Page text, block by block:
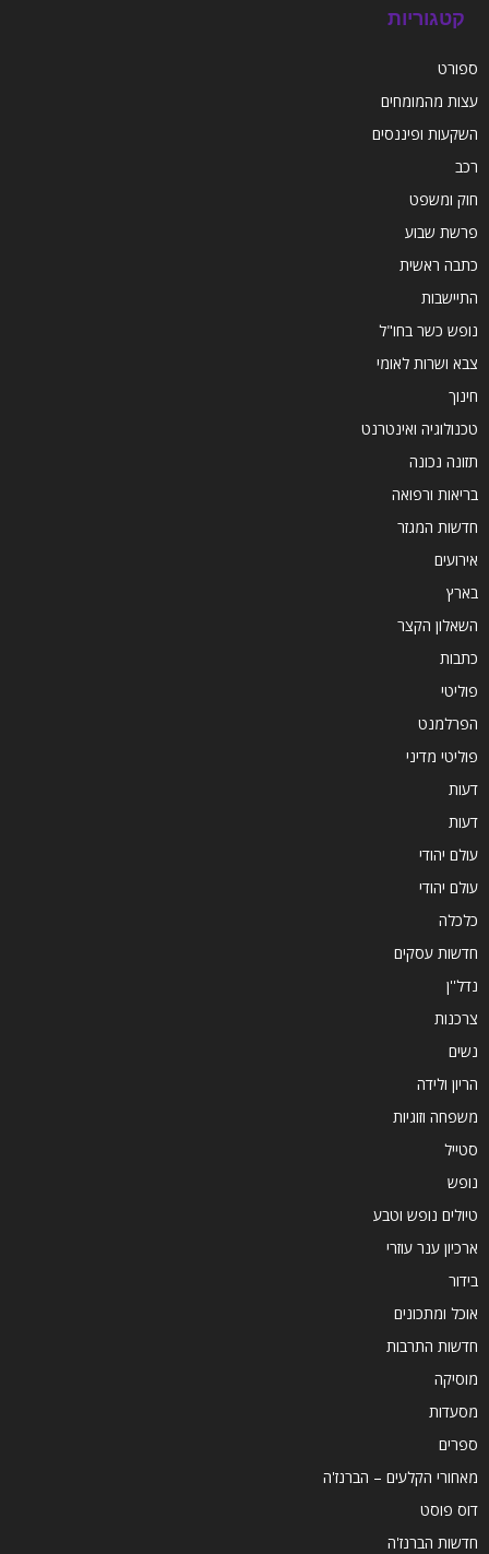
קטגוריות
ספורט
עצות מהמומחים
השקעות ופיננסים
רכב
חוק ומשפט
פרשת שבוע
כתבה ראשית
התיישבות
נופש כשר בחו"ל
צבא ושרות לאומי
חינוך
טכנולוגיה ואינטרנט
תזונה נכונה
בריאות ורפואה
חדשות המגזר
אירועים
בארץ
השאלון הקצר
כתבות
פוליטי
הפרלמנט
פוליטי מדיני
דעות
דעות
עולם יהודי
עולם יהודי
כלכלה
חדשות עסקים
נדל''ן
צרכנות
נשים
הריון ולידה
משפחה וזוגיות
סטייל
נופש
טיולים נופש וטבע
ארכיון ענר עוזרי
בידור
אוכל ומתכונים
חדשות התרבות
מוסיקה
מסעדות
ספרים
מאחורי הקלעים – הברנז'ה
דוס פוסט
חדשות הברנז'ה